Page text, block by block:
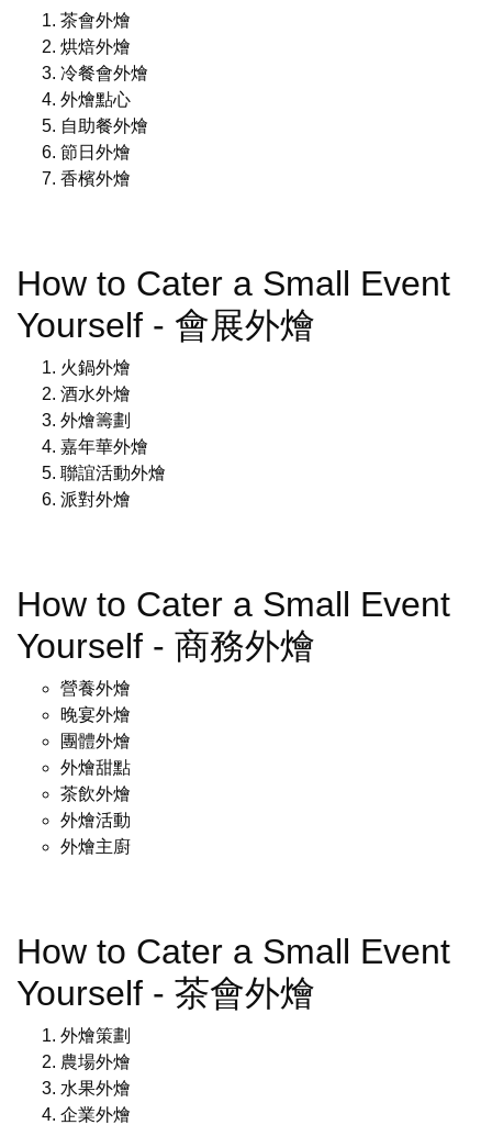
茶會外燴
烘焙外燴
冷餐會外燴
外燴點心
自助餐外燴
節日外燴
香檳外燴
How to Cater a Small Event
Yourself - 會展外燴
火鍋外燴
酒水外燴
外燴籌劃
嘉年華外燴
聯誼活動外燴
派對外燴
How to Cater a Small Event
Yourself - 商務外燴
營養外燴
晚宴外燴
團體外燴
外燴甜點
茶飲外燴
外燴活動
外燴主廚
How to Cater a Small Event
Yourself - 茶會外燴
外燴策劃
農場外燴
水果外燴
企業外燴